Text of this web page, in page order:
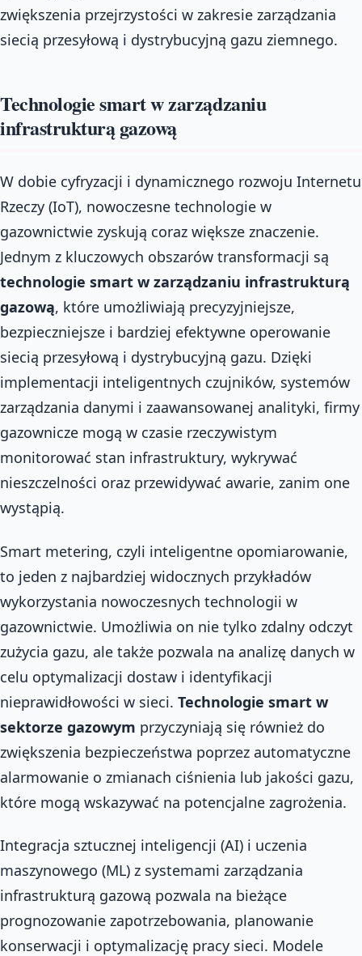
zwiększenia przejrzystości w zakresie zarządzania
siecią przesyłową i dystrybucyjną gazu ziemnego.
Technologie smart w zarządzaniu
infrastrukturą gazową
W dobie cyfryzacji i dynamicznego rozwoju Internetu
Rzeczy (IoT), nowoczesne technologie w
gazownictwie zyskują coraz większe znaczenie.
Jednym z kluczowych obszarów transformacji są
technologie smart w zarządzaniu infrastrukturą
gazową, które umożliwiają precyzyjniejsze,
bezpieczniejsze i bardziej efektywne operowanie
siecią przesyłową i dystrybucyjną gazu. Dzięki
implementacji inteligentnych czujników, systemów
zarządzania danymi i zaawansowanej analityki, firmy
gazownicze mogą w czasie rzeczywistym
monitorować stan infrastruktury, wykrywać
nieszczelności oraz przewidywać awarie, zanim one
wystąpią.
Smart metering, czyli inteligentne opomiarowanie,
to jeden z najbardziej widocznych przykładów
wykorzystania nowoczesnych technologii w
gazownictwie. Umożliwia on nie tylko zdalny odczyt
zużycia gazu, ale także pozwala na analizę danych w
celu optymalizacji dostaw i identyfikacji
nieprawidłowości w sieci. Technologie smart w
sektorze gazowym przyczyniają się również do
zwiększenia bezpieczeństwa poprzez automatyczne
alarmowanie o zmianach ciśnienia lub jakości gazu,
które mogą wskazywać na potencjalne zagrożenia.
Integracja sztucznej inteligencji (AI) i uczenia
maszynowego (ML) z systemami zarządzania
infrastrukturą gazową pozwala na bieżące
prognozowanie zapotrzebowania, planowanie
konserwacji i optymalizację pracy sieci. Modele